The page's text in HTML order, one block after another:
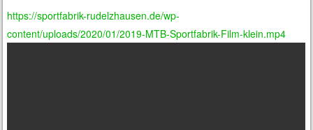
https://sportfabrik-rudelzhausen.de/wp-
content/uploads/2020/01/2019-MTB-Sportfabrik-Film-klein.mp4